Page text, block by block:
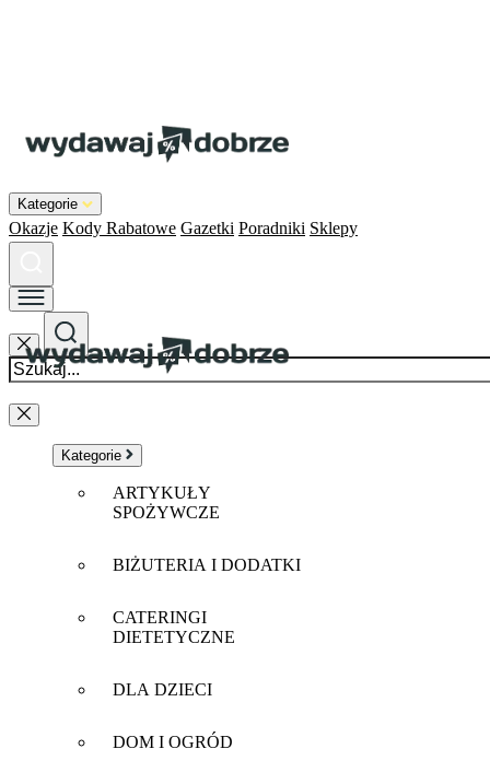
Kategorie
Okazje Kody Rabatowe Gazetki Poradniki Sklepy
Kategorie
ARTYKUŁY
SPOŻYWCZE
BIŻUTERIA I DODATKI
CATERINGI
DIETETYCZNE
DLA DZIECI
DOM I OGRÓD